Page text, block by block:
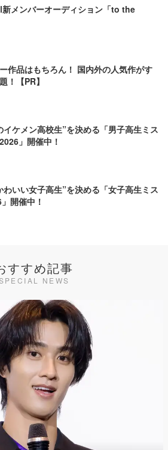
メンバーオーディション「to the
作品はもちろん！ 国内外の人気作がす
！【PR】
イケメン高校生”を決める「男子高生ミス
」開催中！
わいい女子高生”を決める「女子高生ミス
開催中！
すすめ記事
NEWS